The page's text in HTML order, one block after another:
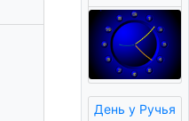
День у Ручья